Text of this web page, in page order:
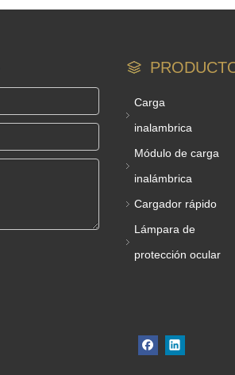
Carga
inalambrica
Módulo de carga
inalámbrica
Cargador rápido
Lámpara de
protección ocular